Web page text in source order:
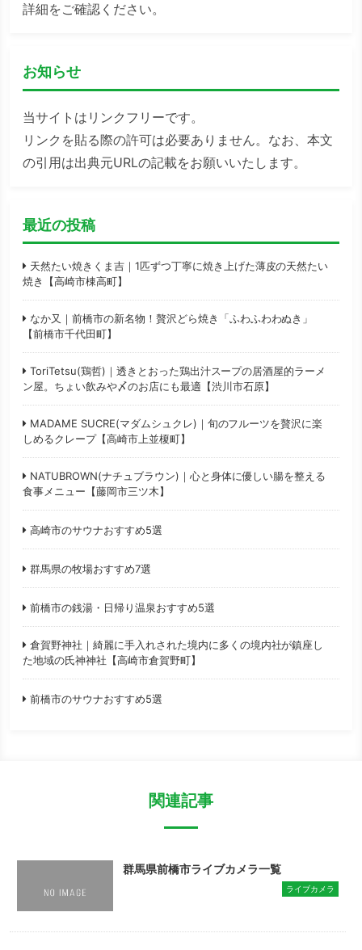
詳細をご確認ください。
お知らせ
当サイトはリンクフリーです。
リンクを貼る際の許可は必要ありません。なお、本文
の引用は出典元URLの記載をお願いいたします。
最近の投稿
天然たい焼きくま吉｜1匹ずつ丁寧に焼き上げた薄皮の天然たい
焼き【高崎市棟高町】
なか又｜前橋市の新名物！贅沢どら焼き「ふわふわわぬき」
【前橋市千代田町】
ToriTetsu(鶏哲)｜透きとおった鶏出汁スープの居酒屋的ラーメ
ン屋。ちょい飲みや〆のお店にも最適【渋川市石原】
MADAME SUCRE(マダムシュクレ)｜旬のフルーツを贅沢に楽
しめるクレープ【高崎市上並榎町】
NATUBROWN(ナチュブラウン)｜心と身体に優しい腸を整える
食事メニュー【藤岡市三ツ木】
高崎市のサウナおすすめ5選
群馬県の牧場おすすめ7選
前橋市の銭湯・日帰り温泉おすすめ5選
倉賀野神社｜綺麗に手入れされた境内に多くの境内社が鎮座し
た地域の氏神神社【高崎市倉賀野町】
前橋市のサウナおすすめ5選
関連記事
群馬県前橋市ライブカメラ一覧
ライブカメラ